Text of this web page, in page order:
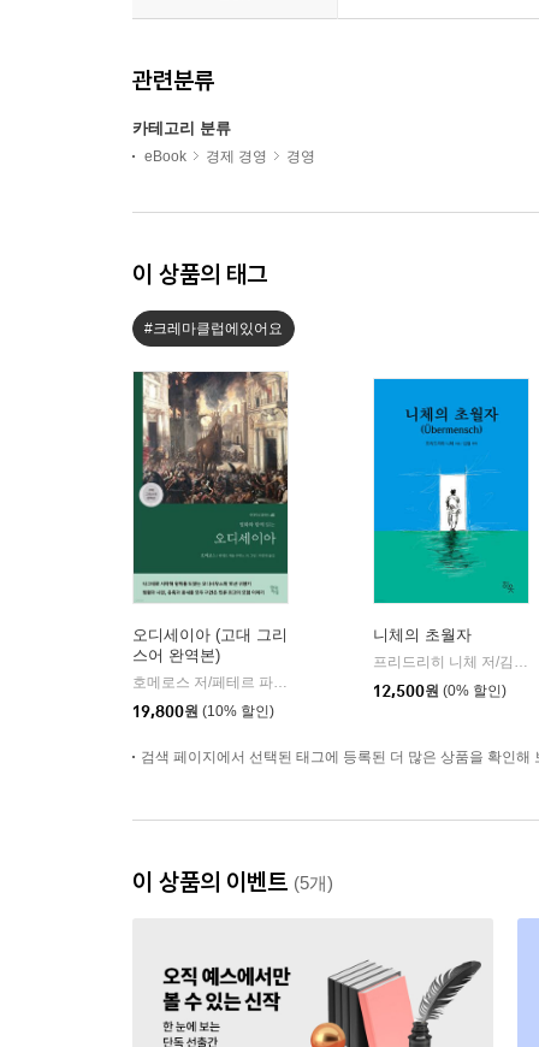
관련분류
카테고리 분류
eBook 경제 경영 경영
이 상품의 태그
#크레마클럽에있어요
오디세이아 (고대 그리
스어 완역본)
| 현대지성
19,800원 (10% 할인)
니체의 초월자
12,500원 (0% 할인)
검색 페이지에서 선택된 태그에 등록된 더 많은 상품을 확인해
이 상품의 이벤트 (5개)